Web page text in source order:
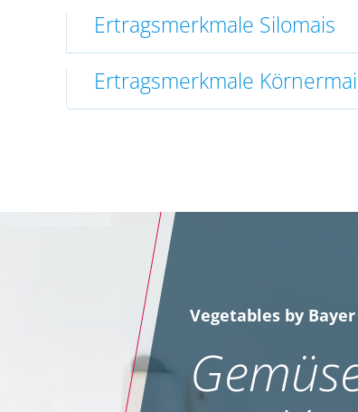
Ertragsmerkmale Silomais
Ertragsmerkmale
Vegetables by Bayer